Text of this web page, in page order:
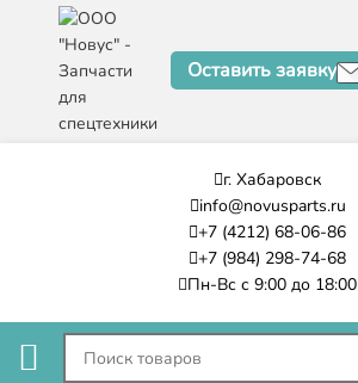
Оставить заявку
г. Хабаровск
info@novusparts.ru
+7 (4212) 68-06-86
+7 (984) 298-74-68
Пн-Вс с 9:00 до 18:00